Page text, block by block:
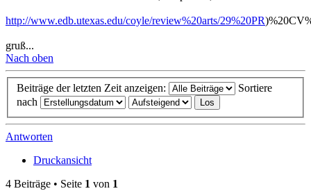
http://www.edb.utexas.edu/coyle/review%20arts/29%20PR
gruß...
Nach oben
Beiträge der letzten Zeit anzeigen:
Sortiere
nach
Antworten
Druckansicht
4 Beiträge • Seite 1 von 1